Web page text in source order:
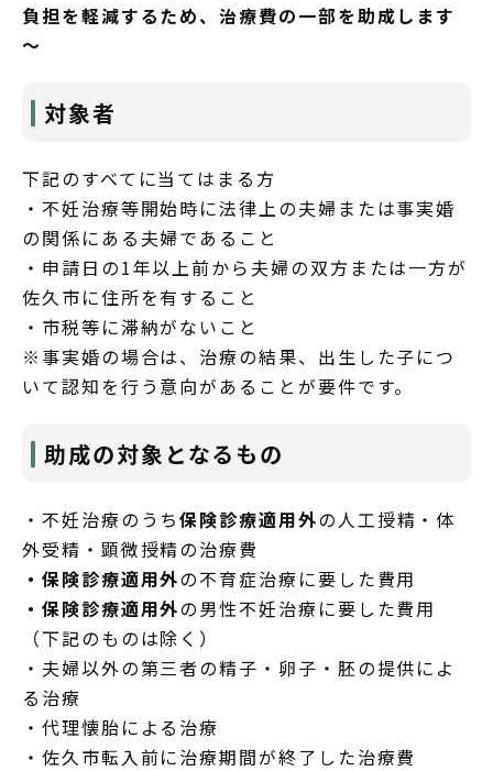
負担を軽減するため、治療費の一部を助成します
～
対象者
下記のすべてに当てはまる方
・不妊治療等開始時に法律上の夫婦または事実婚
の関係にある夫婦であること
・申請日の1年以上前から夫婦の双方または一方が
佐久市に住所を有すること
・市税等に滞納がないこと
※事実婚の場合は、治療の結果、出生した子につ
いて認知を行う意向があることが要件です。
助成の対象となるもの
・不妊治療のうち保険診療適用外の人工授精・体
外受精・顕微授精の治療費
・保険診療適用外の不育症治療に要した費用
・保険診療適用外の男性不妊治療に要した費用
（下記のものは除く）
・夫婦以外の第三者の精子・卵子・胚の提供によ
る治療
・代理懐胎による治療
・佐久市転入前に治療期間が終了した治療費